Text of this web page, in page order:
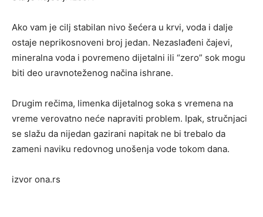
Ako vam je cilj stabilan nivo šećera u krvi, voda i dalje
ostaje neprikosnoveni broj jedan. Nezaslađeni čajevi,
mineralna voda i povremeno dijetalni ili “zero” sok mogu
biti deo uravnoteženog načina ishrane.
Drugim rečima, limenka dijetalnog soka s vremena na
vreme verovatno neće napraviti problem. Ipak, stručnjaci
se slažu da nijedan gazirani napitak ne bi trebalo da
zameni naviku redovnog unošenja vode tokom dana.
izvor ona.rs